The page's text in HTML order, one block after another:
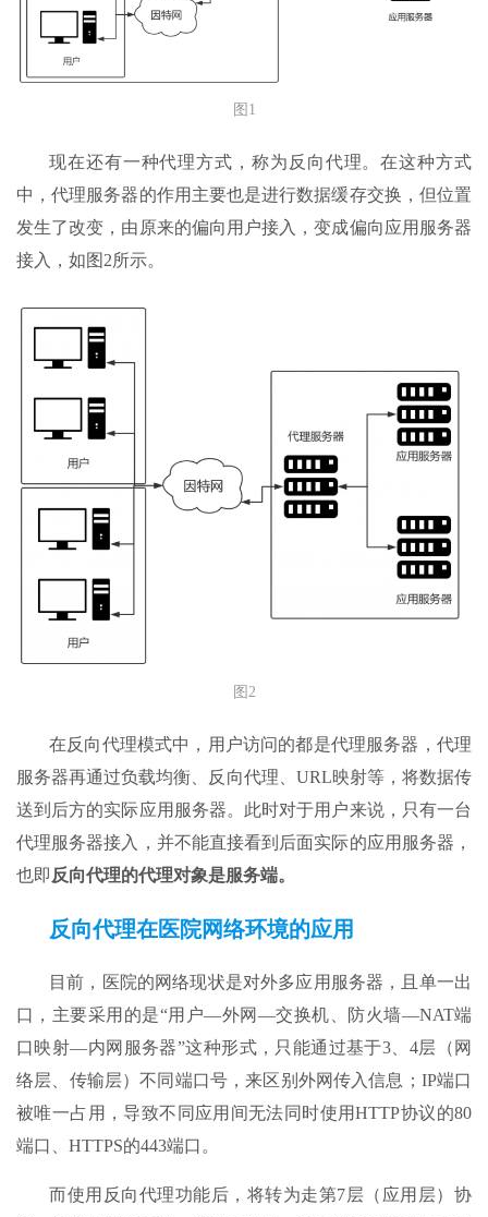
图1
现在还有一种代理方式，称为反向代理。在这种方式
中，代理服务器的作用主要也是进行数据缓存交换，但位置
发生了改变，由原来的偏向用户接入，变成偏向应用服务器
接入，如图2所示。
图2
在反向代理模式中，用户访问的都是代理服务器，代理
服务器再通过负载均衡、反向代理、URL映射等，将数据传
送到后方的实际应用服务器。此时对于用户来说，只有一台
代理服务器接入，并不能直接看到后面实际的应用服务器，
也即 反向代理的代理对象是服务端。
反向代理在医院网络环境的应用
目前，医院的网络现状是对外多应用服务器，且单一出
口，主要采用的是“用户—外网—交换机、防火墙—NAT端
口映射—内网服务器”这种形式，只能通过基于3、4层（网
络层、传输层）不同端口号，来区别外网传入信息；IP端口
被唯一占用，导致不同应用间无法同时使用HTTP协议的80
端口、HTTPS的443端口。
而使用反向代理功能后，将转为走第7层（应用层）协